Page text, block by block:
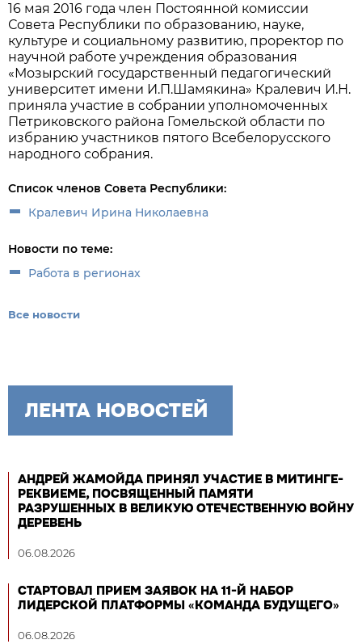
16 мая 2016 года член Постоянной комиссии
Совета Республики по образованию, науке,
культуре и социальному развитию, проректор по
научной работе учреждения образования
«Мозырский государственный педагогический
университет имени И.П.Шамякина» Кралевич И.Н.
приняла участие в собрании уполномоченных
Петриковского района Гомельской области по
избранию участников пятого Всебелорусского
народного собрания.
Список членов Совета Республики:
Кралевич Ирина Николаевна
Новости по теме:
Работа в регионах
Все новости
ЛЕНТА НОВОСТЕЙ
АНДРЕЙ ЖАМОЙДА ПРИНЯЛ УЧАСТИЕ В МИТИНГЕ-
РЕКВИЕМЕ, ПОСВЯЩЕННЫЙ ПАМЯТИ
РАЗРУШЕННЫХ В ВЕЛИКУЮ ОТЕЧЕСТВЕННУЮ ВОЙНУ
ДЕРЕВЕНЬ
06.08.2026
СТАРТОВАЛ ПРИЕМ ЗАЯВОК НА 11-Й НАБОР
ЛИДЕРСКОЙ ПЛАТФОРМЫ «КОМАНДА БУДУЩЕГО»
06.08.2026